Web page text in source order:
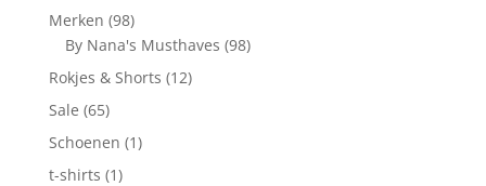
producten
Merken 9898
producten
By Nana's Musthaves 9898
Rokjes & Shorts 1212
Sale 6565
producten
Schoenen 11
t-shirts 11